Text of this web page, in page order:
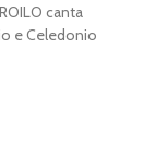
canta
e Celedonio